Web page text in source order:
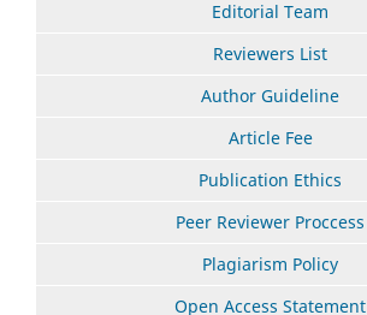
Editorial Team
Reviewers List
Author Guideline
Article Fee
Publication Ethics
Peer Reviewer Proccess
Plagiarism Policy
Open Access Statement